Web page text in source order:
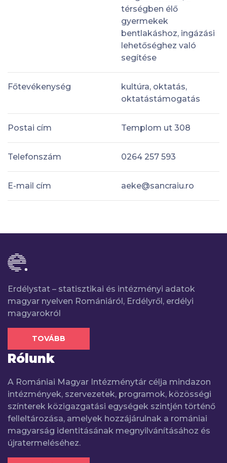
térségben élő
gyermekek
bentlakáshoz, ingázási
lehetőséghez való
segítése
Főtevékenység
kultúra, oktatás,
oktatástámogatás
Postai cím Templom ut 308
Telefonszám 0264 257 593
E-mail cím aeke@sancraiu.ro
Erdélystat – statisztikai és intézményi adatok
magyar nyelven Romániáról, Erdélyről, erdélyi
magyarokról
TOVÁBB
Rólunk
A Romániai Magyar Intézménytár célja mindazon
intézmények, szervezetek, programok, közösségi
színterek közigazgatási egységek szintjén történő
felleltározása, amelyek hozzájárulnak a romániai
magyarság identitásának megnyilvánításához és
újratermeléséhez.